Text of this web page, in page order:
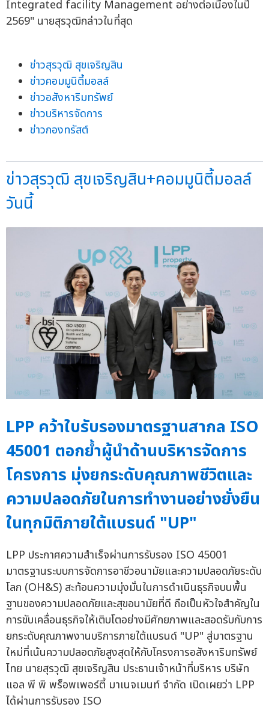
Integrated facility Management อย่างต่อเนื่องในปี
2569" นายสุรวุฒิกล่าวในที่สุด
ข่าวสุรวุฒิ สุขเจริญสิน
ข่าวคอมมูนิตี้มอลล์
ข่าวอสังหาริมทรัพย์
ข่าวบริหารจัดการ
ข่าวกองทรัสต์
ข่าวสุรวุฒิ สุขเจริญสิน+คอมมูนิตี้มอลล์
วันนี้
LPP คว้าใบรับรองมาตรฐานสากล ISO
45001 ตอกย้ำผู้นำด้านบริหารจัดการ
โครงการ มุ่งยกระดับคุณภาพชีวิตและ
ความปลอดภัยในการทำงานอย่างยั่งยืน
ในทุกมิติภายใต้แบรนด์ "UP"
LPP ประกาศความสำเร็จผ่านการรับรอง ISO 45001
มาตรฐานระบบการจัดการอาชีวอนามัยและความปลอดภัยระดับ
โลก (OH&S) สะท้อนความมุ่งมั่นในการดำเนินธุรกิจบนพื้น
ฐานของความปลอดภัยและสุขอนามัยที่ดี ถือเป็นหัวใจสำคัญใน
การขับเคลื่อนธุรกิจให้เติบโตอย่างมีศักยภาพและสอดรับกับการ
ยกระดับคุณภาพงานบริการภายใต้แบรนด์ "UP" สู่มาตรฐาน
ใหม่ที่เน้นความปลอดภัยสูงสุดให้กับโครงการอสังหาริมทรัพย์
ไทย นายสุรวุฒิ สุขเจริญสิน ประธานเจ้าหน้าที่บริหาร บริษัท
แอล พี พิ พร็อพเพอร์ตี้ มาเนจเมนท์ จำกัด เปิดเผยว่า LPP
ได้ผ่านการรับรอง ISO